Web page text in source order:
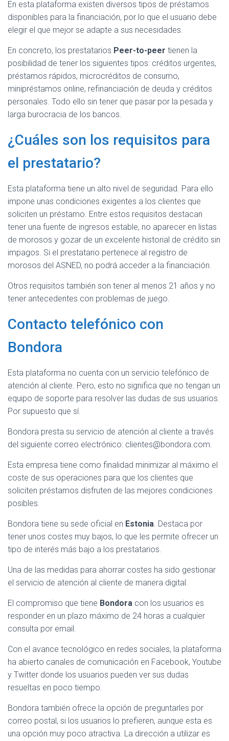
En esta plataforma existen diversos tipos de préstamos
disponibles para la financiación, por lo que el usuario debe
elegir el que mejor se adapte a sus necesidades.
En concreto, los prestatarios Peer-to-peer tienen la
posibilidad de tener los siguientes tipos: créditos urgentes,
préstamos rápidos, microcréditos de consumo,
minipréstamos online, refinanciación de deuda y créditos
personales. Todo ello sin tener que pasar por la pesada y
larga burocracia de los bancos.
¿Cuáles son los requisitos para
el prestatario?
Esta plataforma tiene un alto nivel de seguridad. Para ello
impone unas condiciones exigentes a los clientes que
soliciten un préstamo. Entre estos requisitos destacan
tener una fuente de ingresos estable, no aparecer en listas
de morosos y gozar de un excelente historial de crédito sin
impagos. Si el prestatario pertenece al registro de
morosos del ASNED, no podrá acceder a la financiación.
Otros requisitos también son tener al menos 21 años y no
tener antecedentes con problemas de juego.
Contacto telefónico con
Bondora
Esta plataforma no cuenta con un servicio telefónico de
atención al cliente. Pero, esto no significa que no tengan un
equipo de soporte para resolver las dudas de sus usuarios.
Por supuesto que sí.
Bondora presta su servicio de atención al cliente a través
del siguiente correo electrónico: clientes@bondora.com.
Esta empresa tiene como finalidad minimizar al máximo el
coste de sus operaciones para que los clientes que
soliciten préstamos disfruten de las mejores condiciones
posibles.
Bondora tiene su sede oficial en Estonia. Destaca por
tener unos costes muy bajos, lo que les permite ofrecer un
tipo de interés más bajo a los prestatarios.
Una de las medidas para ahorrar costes ha sido gestionar
el servicio de atención al cliente de manera digital.
El compromiso que tiene Bondora con los usuarios es
responder en un plazo máximo de 24 horas a cualquier
consulta por email.
Con el avance tecnológico en redes sociales, la plataforma
ha abierto canales de comunicación en Facebook, Youtube
y Twitter donde los usuarios pueden ver sus dudas
resueltas en poco tiempo.
Bondora también ofrece la opción de preguntarles por
correo postal, si los usuarios lo prefieren, aunque esta es
una opción muy poco atractiva. La dirección a utilizar es